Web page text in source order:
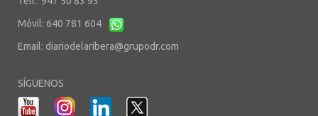
Móvil: 640 781 604
Email: diariodelaribera@grupodr.com
SÍGUENOS